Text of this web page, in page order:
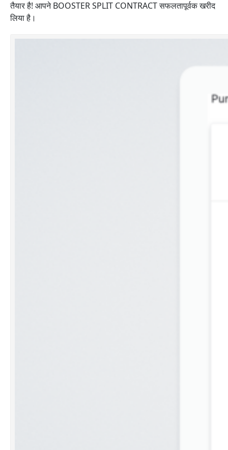
तैयार है! आपने BOOSTER SPLIT CONTRACT सफलतापूर्वक खरीद
लिया है।